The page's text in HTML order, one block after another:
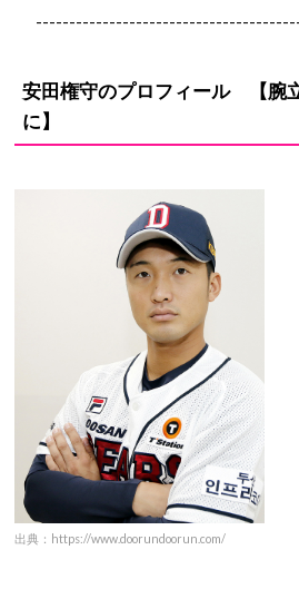
安田権守のプロフィール 【腕
に】
出典：https://www.doorundoorun.com/